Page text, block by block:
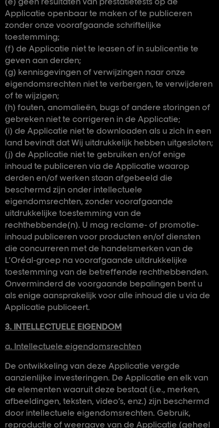
Applicatie openbaar te maken of te publiceren
zonder onze voorafgaande schriftelijke
toestemming;
(f) de Applicatie niet te leasen of in sublicentie te
geven aan derden;
(g) kennisgevingen of verwijzingen naar onze
eigendomsrechten niet te verbergen, te verwijderen
of te wijzigen;
(h) fouten, anomalieën, bugs of andere storingen of
gebreken niet te corrigeren in de Applicatie;
(i) de Applicatie niet te downloaden als u zich in een
land bevindt dat Wij uitdrukkelijk hebben uitgesloten;
(j) de Applicatie niet te gebruiken en/of enige
inhoud te publiceren via de Applicatie waarop
derden en/of werken staan afgebeeld die
beschermd zijn onder intellectuele
eigendomsrechten, zonder voorafgaande
uitdrukkelijke toestemming van de
rechthebbende(n). U mag reclame- of promotie-
inhoud publiceren voor producten en/of diensten
die concurreren met de handelsmerken van de
L’Oréal-groep na voorafgaande uitdrukkelijke
toestemming van de betreffende rechthebbenden.
Onverminderd de voorgaande bepalingen bent u
als enige aansprakelijk voor alle inhoud die u via de
Applicatie publiceert.
3. INTELLECTUELE EIGENDOM
a. Intellectuele eigendomsrechten
De ontwikkeling van deze Applicatie vergde
aanzienlijke investeringen. De Applicatie en elk van
de elementen waaruit deze bestaat (i.e., merken,
afbeeldingen, teksten, video’s, enz.) zijn beschermd
door intellectuele eigendomsrechten. Gebruik,
reproductie of weergave van de Applicatie (geheel